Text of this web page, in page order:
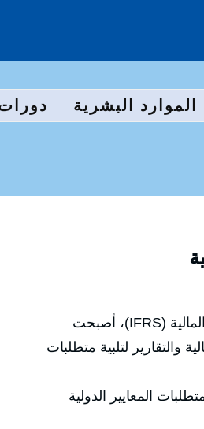
البشرية
✅في ظل التحول العالمي نحو المعايير الدولية للتقارير المالية (IFRS)، أصبحت
والتقارير لتلبية متطلبات
المعايير الدولية